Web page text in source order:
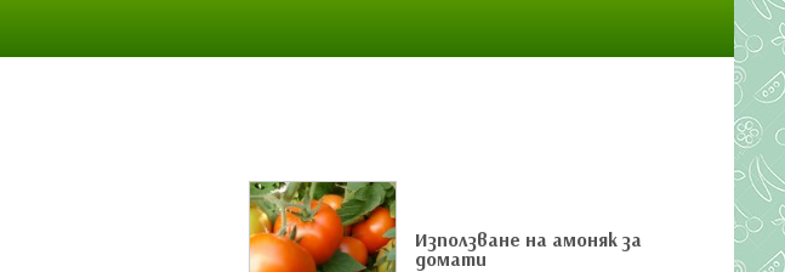
Използване на амоняк за
домати